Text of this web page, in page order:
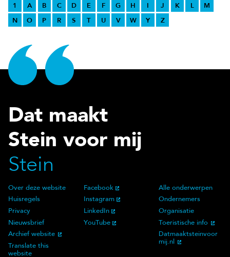
1 A B C D E F G H I J K L
M
N
O P R S T U V W Y Z
Dat maakt
Stein voor mij
Stein
Over deze website
Over deze website
Huisregels
Privacy
Nieuwsbrief
Archief website
Translate this
website
Social Media
Facebook
Instagram
LinkedIn
YouTube
Alle onderwerpen
Ondernemers
Organisatie
Toeristische info
Datmaaktsteinvoor
mij.nl